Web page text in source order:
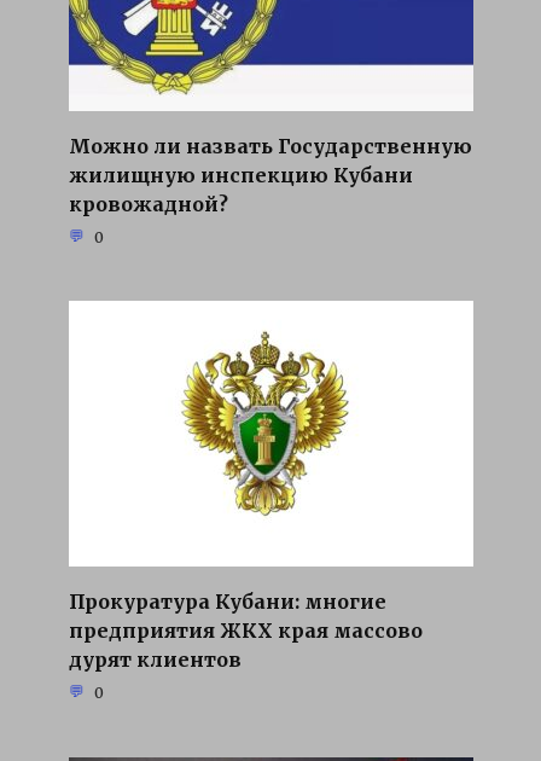
Можно ли назвать Государственную
жилищную инспекцию Кубани
кровожадной?
0
Прокуратура Кубани: многие
предприятия ЖКХ края массово
дурят клиентов
0